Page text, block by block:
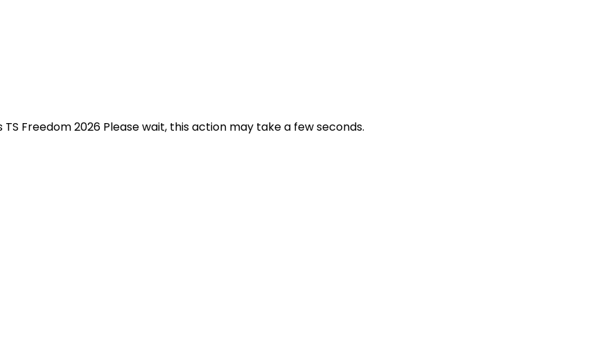
Freedom 2026 Please wait, this action may take a few seconds.